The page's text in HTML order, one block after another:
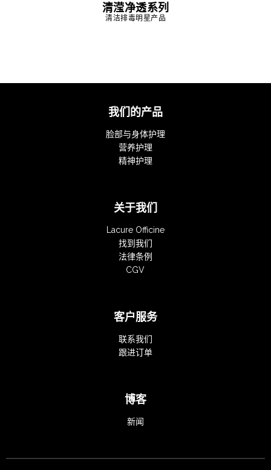
清滢净透系列
清洁排毒明星产品
我们的产品
脸部与身体护理
营养护理
精神护理
关于我们
Lacure Officine
找到我们
法律条例
CGV
客户服务
联系我们
跟进订单
博客
新闻